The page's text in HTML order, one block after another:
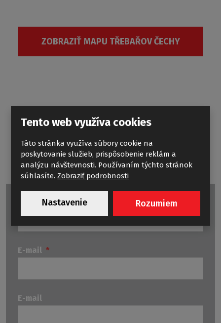
ZOBRAZIŤ MAPU TŘEBAŘOV ČECHY
Meno a priezvisko
E-mail *
E-mail
Tento web využíva cookies
Táto stránka využíva súbory cookie na
poskytovanie služieb, prispôsobenie reklám a
analýzu návštevnosti. Používaním týchto stránok
súhlasíte.Zobraziť podrobnosti
Nastavenie Rozumiem